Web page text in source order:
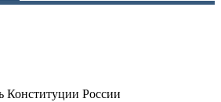
Конституции России